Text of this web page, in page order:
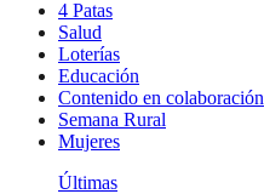
4 Patas
Salud
Loterías
Educación
Contenido en colaboración
Semana Rural
Mujeres
Últimas